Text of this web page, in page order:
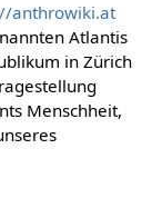
anthrowiki.at
Atlantis
in Zürich
Menschheit,